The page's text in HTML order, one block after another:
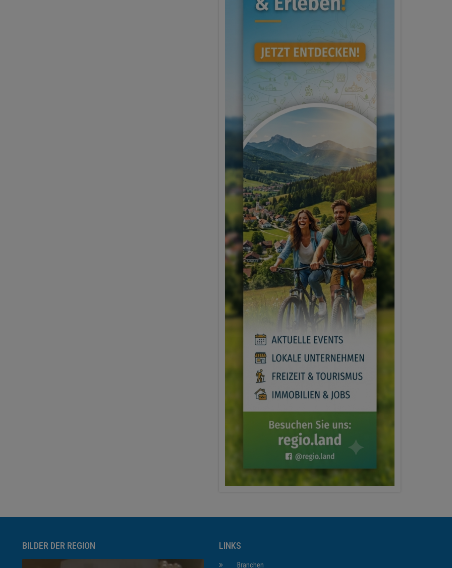
BILDER DER REGION LINKS
Branchen